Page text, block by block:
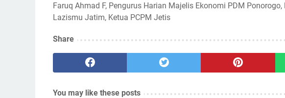
Faruq Ahmad F, Pengurus Harian Majelis Ekonomi PDM
Lazismu Jatim, Ketua PCPM Jetis
Share
You may like these posts